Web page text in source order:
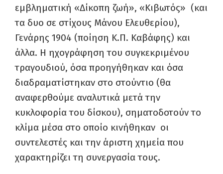
εμβληματική «Δίκοπη ζωή», «Κιβωτός» (και
τα δυο σε στίχους Μάνου Ελευθερίου),
Γενάρης 1904 (ποίηση Κ.Π. Καβάφης) και
άλλα. Η ηχογράφηση του συγκεκριμένου
τραγουδιού, όσα προηγήθηκαν και όσα
διαδραματίστηκαν στο στούντιο (θα
αναφερθούμε αναλυτικά μετά την
κυκλοφορία του δίσκου), σηματοδοτούν το
κλίμα μέσα στο οποίο κινήθηκαν οι
συντελεστές και την άριστη χημεία που
χαρακτηρίζει τη συνεργασία τους.